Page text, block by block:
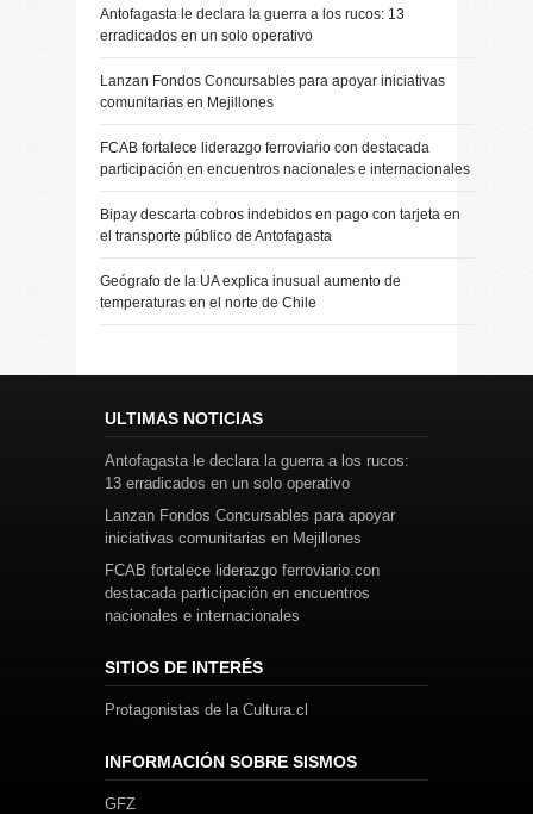
Antofagasta le declara la guerra a los rucos: 13
erradicados en un solo operativo
Lanzan Fondos Concursables para apoyar iniciativas
comunitarias en Mejillones
FCAB fortalece liderazgo ferroviario con destacada
participación en encuentros nacionales e internacionales
Bipay descarta cobros indebidos en pago con tarjeta en
el transporte público de Antofagasta
Geógrafo de la UA explica inusual aumento de
temperaturas en el norte de Chile
ULTIMAS NOTICIAS
Antofagasta le declara la guerra a los rucos:
13 erradicados en un solo operativo
Lanzan Fondos Concursables para apoyar
iniciativas comunitarias en Mejillones
FCAB fortalece liderazgo ferroviario con
destacada participación en encuentros
nacionales e internacionales
SITIOS DE INTERÉS
Protagonistas de la Cultura.cl
INFORMACIÓN SOBRE SISMOS
GFZ